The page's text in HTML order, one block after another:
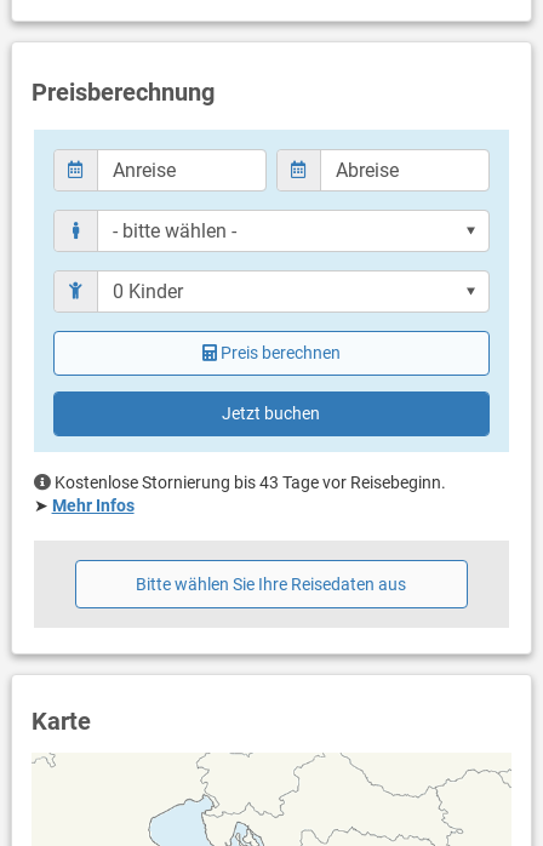
auf der Insel Krk, direkt am Rande der historischen Altstadt.
sowohl Badeausflüge als auch Restaurantbesuche oder
Einkäufe bequem ohne Fahrzeug realisieren. Die Umgebung
verbindet das lebendige Flair der Küstenstadt mit einer privaten
Rückzugsoase im eigenen Garten.
Wasserkocher
Mikrowelle
Schlafzimmer mit Doppelbett, Zustellbett, Laminat
Schlafzimmer mit Doppelbett, Zugang zu Balkon/Terrasse,
Laminat
Badezimmer
Nur separate Toilette (Gäste WC)
Bad mit WC, Dusche
Balkon & Terrasse
eigener Balkon
Bestuhlung
überdacht
Bestuhlung
Terrassengröße: 20 m²
Weitere Informationen
Grill vorhanden
Swimmingpool (23 m²)
Dusche im Außenbereich
Haustier erlaubt (gegen Gebühr: 10.00 € pro Tag / pro
Klimaanlage im Preis inklusive
Bettwäsche vorhanden
Preisberechnung
Preis berechnen
Jetzt buchen
Kostenlose Stornierung bis 43 Tage vor Reisebeginn.
➤ Mehr Infos
Bitte wählen Sie Ihre Reisedaten aus
Karte